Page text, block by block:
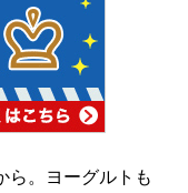
ら。ヨーグルトも